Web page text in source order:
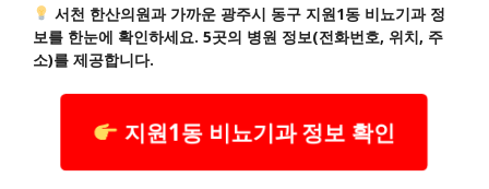
서천 한산의원과 가까운 광주시 동구 지원1동 비뇨기과 정
보를 한눈에 확인하세요. 5곳의 병원 정보(전화번호, 위치, 주
소)를 제공합니다.
지원1동 비뇨기과 정보 확인